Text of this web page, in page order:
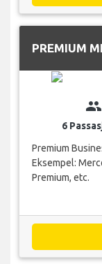
PREMIUM
group
6
Premium
Eksempel:
Premium, etc.